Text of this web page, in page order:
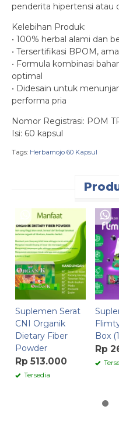
penderita hipertensi atau
Kelebihan Produk:
• 100% herbal alami dan
• Tersertifikasi BPOM,
• Formula kombinasi
optimal
• Didesain untuk
performa pria
Nomor Registrasi: POM
Isi: 60 kapsul
Tags: Herbamojo 60 Kapsul
Suplemen Serat
CNI Organik
Dietary Fiber
Powder
Rp 513.000
Tersedia
Box
Rp